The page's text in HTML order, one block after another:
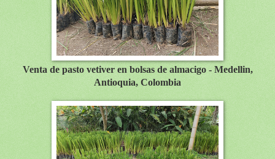
Venta de pasto vetiver en bolsas de almacigo - Medellin,
Antioquia, Colombia